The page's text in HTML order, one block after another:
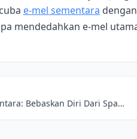
e‑mel sementara
mendedahkan e‑mel
Rahsia Emel Sementara: Bebaskan Diri Dari Spam Pengiklanan di Malaysia